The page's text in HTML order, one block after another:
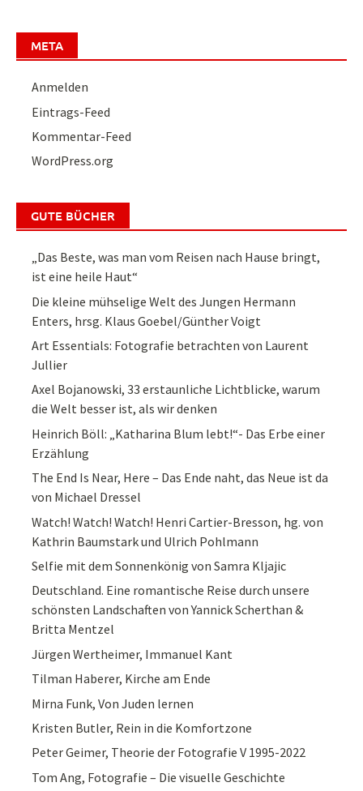
META
Anmelden
Eintrags-Feed
Kommentar-Feed
WordPress.org
GUTE BÜCHER
„Das Beste, was man vom Reisen nach Hause bringt,
ist eine heile Haut“
Die kleine mühselige Welt des Jungen Hermann
Enters, hrsg. Klaus Goebel/Günther Voigt
Art Essentials: Fotografie betrachten von Laurent
Jullier
Axel Bojanowski, 33 erstaunliche Lichtblicke, warum
die Welt besser ist, als wir denken
Heinrich Böll: „Katharina Blum lebt!“- Das Erbe einer
Erzählung
The End Is Near, Here – Das Ende naht, das Neue ist da
von Michael Dressel
Watch! Watch! Watch! Henri Cartier-Bresson, hg. von
Kathrin Baumstark und Ulrich Pohlmann
Selfie mit dem Sonnenkönig von Samra Kljajic
Deutschland. Eine romantische Reise durch unsere
schönsten Landschaften von Yannick Scherthan &
Britta Mentzel
Jürgen Wertheimer, Immanuel Kant
Tilman Haberer, Kirche am Ende
Mirna Funk, Von Juden lernen
Kristen Butler, Rein in die Komfortzone
Peter Geimer, Theorie der Fotografie V 1995-2022
Tom Ang, Fotografie – Die visuelle Geschichte